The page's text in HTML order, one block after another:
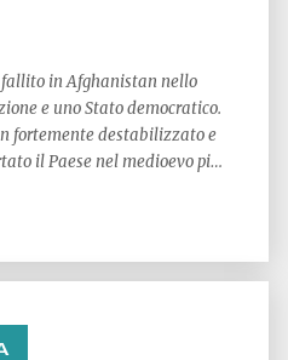
in Afghanistan nello
e uno Stato democratico.
fortemente destabilizzato e
il Paese nel medioevo più